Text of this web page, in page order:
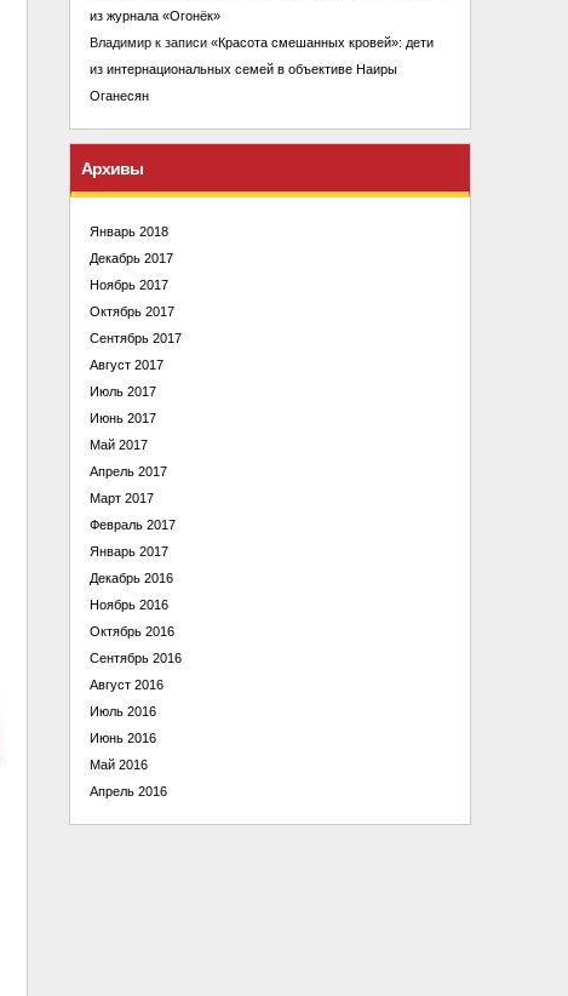
из журнала «Огонёк»
Владимир к записи«Красота смешанных кровей»: дети
из интернациональных семей в объективе Наиры
Оганесян
Архивы
Январь 2018
Декабрь 2017
Ноябрь 2017
Октябрь 2017
Сентябрь 2017
Август 2017
Июль 2017
Июнь 2017
Май 2017
Апрель 2017
Март 2017
Февраль 2017
Январь 2017
Декабрь 2016
Ноябрь 2016
Октябрь 2016
Сентябрь 2016
Август 2016
Июль 2016
Июнь 2016
Май 2016
Апрель 2016